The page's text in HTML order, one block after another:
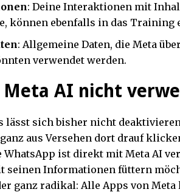
: Deine Interaktionen mit
können ebenfalls in das Training
: Allgemeine Daten, die Meta
verwendet werden.
AI nicht
lässt sich bisher nicht
aus Versehen dort drauf
WhatsApp ist direkt mit Meta AI
seinen Informationen füttern
ganz radikal: Alle Apps von Meta